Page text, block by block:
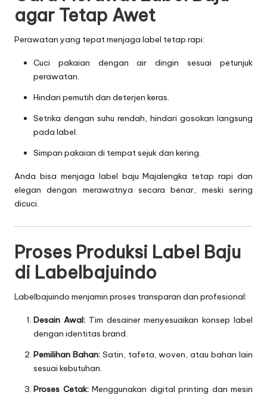
agar Tetap Awet
Perawatan yang tepat menjaga label tetap rapi:
Cuci pakaian dengan air dingin sesuai petunjuk
perawatan.
Hindari pemutih dan deterjen keras.
Setrika dengan suhu rendah, hindari gosokan langsung
pada label.
Simpan pakaian di tempat sejuk dan kering.
Anda bisa menjaga label baju Majalengka tetap rapi dan
elegan dengan merawatnya secara benar, meski sering
dicuci.
Proses Produksi Label Baju
di Labelbajuindo
Labelbajuindo menjamin proses transparan dan profesional:
Desain Awal:Tim desainer menyesuaikan konsep label
dengan identitas brand.
Pemilihan Bahan:Satin, tafeta, woven, atau bahan lain
sesuai kebutuhan.
Proses Cetak:Menggunakan digital printing dan mesin